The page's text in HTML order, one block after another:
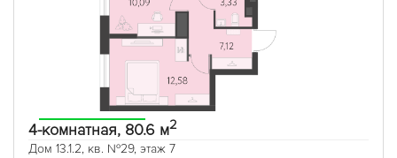
4-комнатная, 80.6 м2
Дом 13.1.2, кв. №29, этаж 7